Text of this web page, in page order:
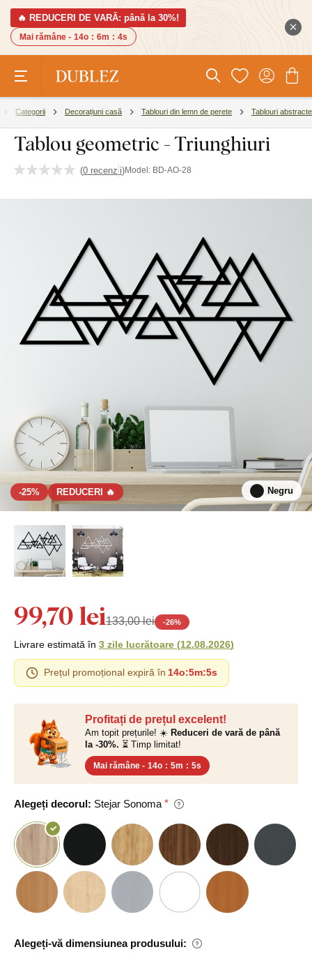
🔥 REDUCERI DE VARĂ: până la 30%!
Mai rămâne - 14o : 6m : 4s
Categorii Decorațiuni casă Tablouri din lemn de perete Tablouri abstracte
Tablou geometric - Triunghiuri
(0 recenzii)Model: BD-AO-28
-25% REDUCERI 🔥 Negru
Profitați de prețul excelent!
Am topit prețurile! ☀️ Reduceri de vară de până
la -30%. ⏳ Timp limitat!
Mai rămâne - 14o : 5m : 4s
Alegeți decorul: Stejar Sonoma
Alegeți-vă dimensiunea produsului:
99,70 lei133,00 lei -26%
Livrare estimată în 3 zile lucrătoare (12.08.2026)
Prețul promoțional expiră în 14o:5m:4s